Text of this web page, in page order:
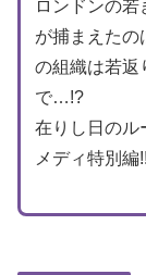
ロンドンの
が捕まえたの
の組織は若返
で…!?
在りし日のル
メディ特別編!!